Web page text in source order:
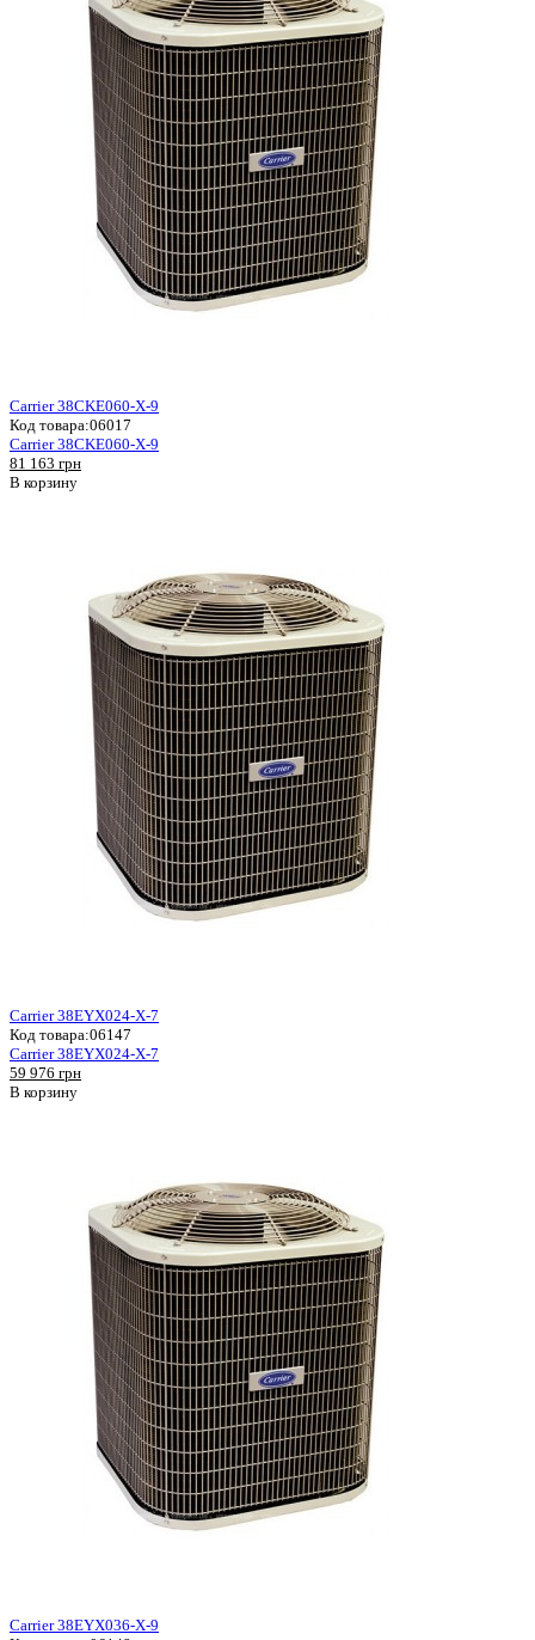
Carrier 38CKE060-X-9
Код товара:06017
Carrier 38CKE060-X-9
81 163 грн
В корзину
Carrier 38EYX024-X-7
Код товара:06147
Carrier 38EYX024-X-7
59 976 грн
В корзину
Carrier 38EYX036-X-9